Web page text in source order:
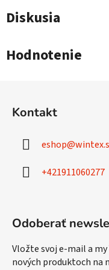
Diskusia
Hodnotenie
Kontakt
eshop@
+421911060277
Odoberať
Vložte svoj e-mail a
nových produktoch na